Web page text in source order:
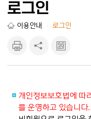
로그인
이용안내 로그인
기
기
크 보
개인정보보호법에 따
를 운영하고 있습니다.